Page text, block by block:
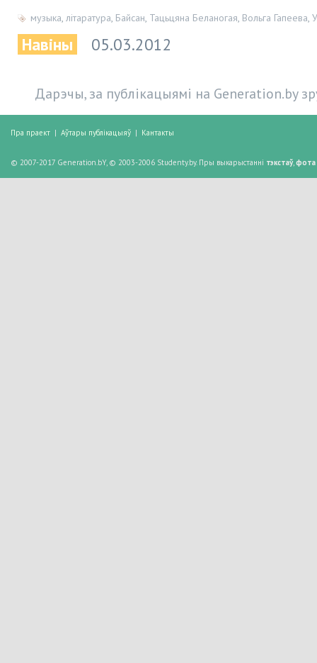
музыка, літаратура, Байсан, Тацьцяна Беланогая, Вольга Гапеева,
Навіны 05.03.2012
Дарэчы, за публікацыямі на Generation.by
Пра праект | Аўтары публікацыяў | Кантакты
© 2007-2017 Generation.bY, © 2003-2006 Studenty.by. Пры выкарыстанні тэкстаў,фота